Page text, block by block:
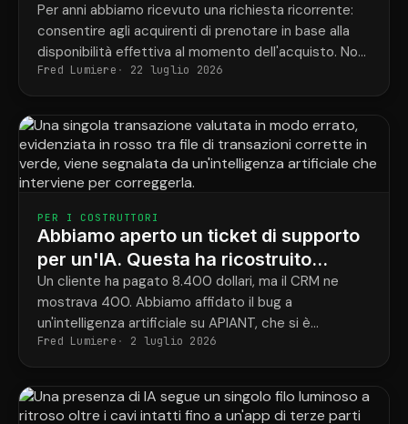
Per anni abbiamo ricevuto una richiesta ricorrente:
consentire agli acquirenti di prenotare in base alla
disponibilità effettiva al momento dell'acquisto. Non
l'avevamo mai implementato. Poi, un operatore
basato sull'intelligenza artificiale, sulla nostra
piattaforma progettata specificamente per l'IA, ci è
riuscito in pochi giorni.
Fred Lumiere 22 luglio 2026
PER I COSTRUTTORI
Abbiamo aperto un ticket di supporto
per un'IA. Questa ha ricostruito
l'integrazione e chiuso il ciclo.
Un cliente ha pagato 8.400 dollari, ma il CRM ne
mostrava 400. Abbiamo affidato il bug a
un'intelligenza artificiale su APIANT, che si è
occupata della diagnosi, della ricostruzione e del
test completo della soluzione.
Fred Lumiere 2 luglio 2026